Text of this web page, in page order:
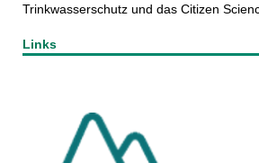
Trinkwasserschutz und das Citizen
Links